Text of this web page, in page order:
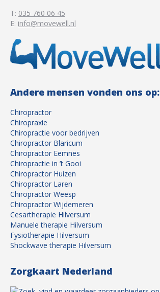
T: 035 760 06 45
E: info@movewell.nl
Andere mensen vonden ons op:
Chiropractor
Chiropraxie
Chiropractie voor bedrijven
Chiropractor Blaricum
Chiropractor Eemnes
Chiropractie in ’t Gooi
Chiropractor Huizen
Chiropractor Laren
Chiropractor Weesp
Chiropractor Wijdemeren
Cesartherapie Hilversum
Manuele therapie Hilversum
Fysiotherapie Hilversum
Shockwave therapie Hilversum
Zorgkaart Nederland